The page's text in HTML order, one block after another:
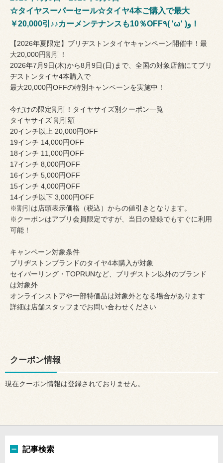
☆タイヤスーパーセール☆タイヤ4本ご購入で最大
￥20,000引♪♪カーメンテナンスも10％OFF٩( 'ω' )و！
【2026年夏限定】ブリヂストンタイヤキャンペーン開催中！最
大20,000円割引！
2026年7月9日(木)から8月9日(日)まで、全国の対象店舗にてブリ
ヂストンタイヤ4本購入で
最大20,000円OFFの特別キャンペーンを実施中！
今だけの限定割引！タイヤサイズ別クーポン一覧
タイヤサイズ 割引額
20インチ以上 20,000円OFF
19インチ 14,000円OFF
18インチ 11,000円OFF
17インチ 8,000円OFF
16インチ 5,000円OFF
15インチ 4,000円OFF
14インチ以下 3,000円OFF
※割引は店頭表示価格（税込）からの値引きとなります。
※クーポンはアプリ会員限定ですが、当日の登録でもすぐに利用
可能！
キャンペーン対象条件
ブリヂストンブランドのタイヤ4本購入が対象
セイバーリング・TOPRUNなど、ブリヂストン以外のブランド
は対象外
オンラインストアや一部特価品は対象外となる場合があります
詳細は店舗スタッフまでお問い合わせください
クーポン情報
現在クーポン情報は登録されておりません。
記事検索